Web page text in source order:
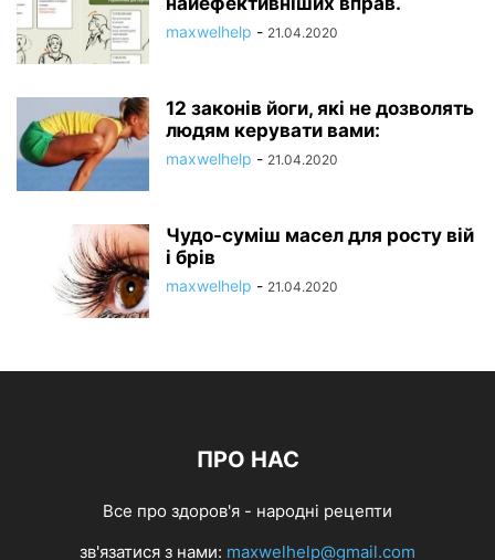
maxwelhelp - 21.04.2020
12 законів йоги, які не дозволять
людям керувати вами:
maxwelhelp - 21.04.2020
Чудо-суміш масел для росту вій
і брів
maxwelhelp - 21.04.2020
ПРО НАС
Все про здоров'я - народні рецепти
зв'язатися з нами: maxwelhelp@gmail.com